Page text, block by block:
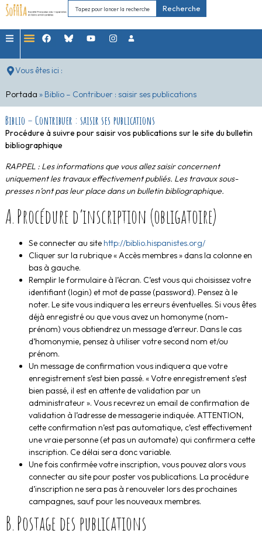
Recherche
Vous êtes ici :
Portada » Biblio – Contribuer : saisir ses publications
Biblio – Contribuer : saisir ses publications
Procédure à suivre pour saisir vos publications sur le site du bulletin
bibliographique
RAPPEL : Les informations que vous allez saisir concernent
uniquement les travaux effectivement publiés. Les travaux sous-
presses n’ont pas leur place dans un bulletin bibliographique.
A. Procédure d’inscription (obligatoire)
Se connecter au site http://biblio.hispanistes.org/
Cliquer sur la rubrique « Accès membres » dans la colonne en
bas à gauche.
Remplir le formulaire à l’écran. C’est vous qui choisissez votre
identifiant (login) et mot de passe (password). Pensez à le
noter. Le site vous indiquera les erreurs éventuelles. Si vous êtes
déjà enregistré ou que vous avez un homonyme (nom-
prénom) vous obtiendrez un message d’erreur. Dans le cas
d’homonymie, pensez à utiliser votre second nom et/ou
prénom.
Un message de confirmation vous indiquera que votre
enregistrement s’est bien passé. « Votre enregistrement s’est
bien passé, il est en attente de validation par un
administrateur ». Vous recevrez un email de confirmation de
validation à l’adresse de messagerie indiquée. ATTENTION,
cette confirmation n’est pas automatique, c’est effectivement
une vraie personne (et pas un automate) qui confirmera cette
inscription. Ce délai sera donc variable.
Une fois confirmée votre inscription, vous pouvez alors vous
connecter au site pour poster vos publications. La procédure
d’inscription ne sera pas à renouveler lors des prochaines
campagnes, sauf pour les nouveaux membres.
B. Postage des publications